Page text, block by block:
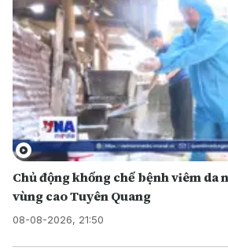
Chủ động khống chế bệnh viêm da
vùng cao Tuyên Quang
08-08-2026, 21:50